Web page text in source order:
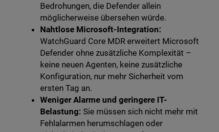
Bedrohungen, die Defender allein
möglicherweise übersehen würde.
Nahtlose Microsoft-Integration:
WatchGuard Core MDR erweitert Microsoft
Defender ohne zusätzliche Komplexität –
keine neuen Agenten, keine zusätzliche
Konfiguration, nur mehr Sicherheit vom
ersten Tag an.
Weniger Alarme und geringere IT-
Belastung: Sie müssen sich nicht mehr mit
Fehlalarmen herumschlagen oder